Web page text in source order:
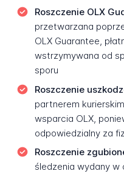
Roszczenie OLX
przetwarzana
OLX Guarantee,
wstrzymywana od
sporu
Roszczenie
partnerem
wsparcia OLX,
odpowiedzialny za
Roszczenie
śledzenia wydany w